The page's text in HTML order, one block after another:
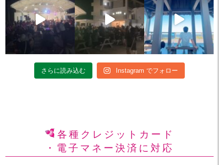
さらに読み込む Instagram でフォロー
各種クレジットカード
・電子マネー決済に対応